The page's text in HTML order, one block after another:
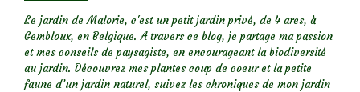
rosiers
et
prévenir
les
Le jardin de Malorie, c'est un petit jardin privé, de 4 ares, à
Gembloux, en Belgique. A travers ce blog, je partage ma passion
et mes conseils de paysagiste, en encourageant la biodiversité
au jardin. Découvrez mes plantes coup de coeur et la petite
faune d’un jardin naturel, suivez les chroniques de mon jardin